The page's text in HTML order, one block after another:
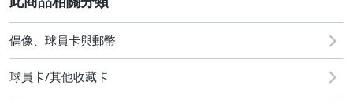
偶像、球員卡與郵幣
球員卡/其他收藏卡